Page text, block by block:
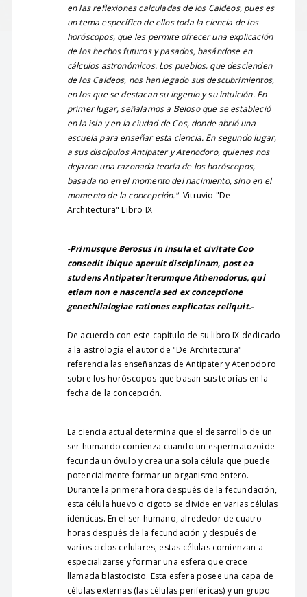
en las reflexiones calculadas de los Caldeos, pues es
un tema específico de ellos toda la ciencia de los
horóscopos, que les permite ofrecer una explicación
de los hechos futuros y pasados, basándose en
cálculos astronómicos. Los pueblos, que descienden
de los Caldeos, nos han legado sus descubrimientos,
en los que se destacan su ingenio y su intuición. En
primer lugar, señalamos a Beloso que se estableció
en la isla y en la ciudad de Cos, donde abrió una
escuela para enseñar esta ciencia. En segundo lugar,
a sus discípulos Antipater y Atenodoro, quienes nos
dejaron una razonada teoría de los horóscopos,
basada no en el momento del nacimiento, sino en el
momento de la concepción."Vitruvio "De
Architectura" Libro IX
-Primusque Berosus in insula et civitate Coo
consedit ibique aperuit disciplinam, post ea
studens Antipater iterumque Athenodorus, qui
etiam non e nascentia sed ex conceptione
genethlialogiae rationes explicatas reliquit.-
De acuerdo con este capítulo de su libro IX dedicado
a la astrología el autor de "De Architectura"
referencia las enseñanzas de Antipater y Atenodoro
sobre los horóscopos que basan sus teorías en la
fecha de la concepción.
La ciencia actual determina que el desarrollo de un
ser humando comienza cuando un espermatozoide
fecunda un óvulo y crea una sola célula que puede
potencialmente formar un organismo entero.
Durante la primera hora después de la fecundación,
esta célula huevo o cigoto se divide en varias células
idénticas. En el ser humano, alrededor de cuatro
horas después de la fecundación y después de
varios ciclos celulares, estas células comienzan a
especializarse y formar una esfera que crece
llamada blastocisto. Esta esfera posee una capa de
células externas (las células periféricas) y un grupo